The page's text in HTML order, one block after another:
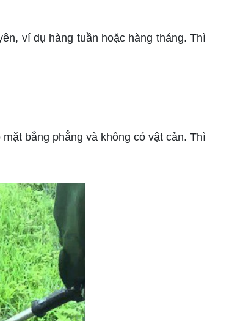
ví dụ hàng tuần hoặc hàng tháng. Thì
bằng phẳng và không có vật cản. Thì